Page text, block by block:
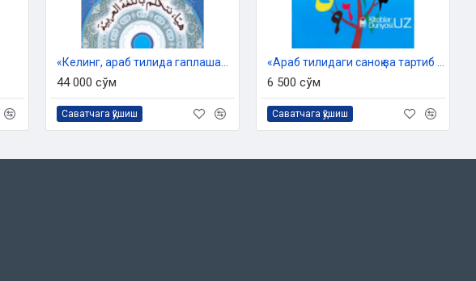
44 000 сўм
Саватчага қўшиш
6 500 сўм
Саватчага қўшиш